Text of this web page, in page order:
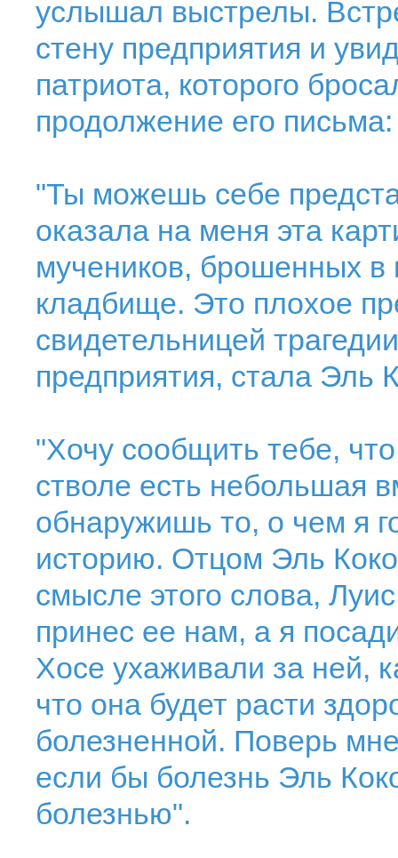
услышал выстрелы.
стену предприятия и
патриота, которого
продолжение его письма:
"Ты можешь себе
оказала на меня эта
мучеников, брошенных в
кладбище. Это плохое
свидетельницей
предприятия, стала Эль
"Хочу сообщить тебе,
стволе есть небольшая
обнаружишь то, о чем я
историю. Отцом Эль
смысле этого слова,
принес ее нам, а я
Хосе ухаживали за ней,
что она будет расти
болезненной. Поверь
если бы болезнь Эль
болезнью".